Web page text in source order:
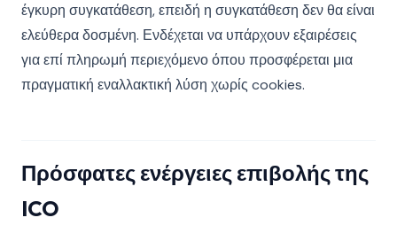
έγκυρη συγκατάθεση, επειδή η συγκατάθεση δεν θα είναι
ελεύθερα δοσμένη. Ενδέχεται να υπάρχουν εξαιρέσεις
για επί πληρωμή περιεχόμενο όπου προσφέρεται μια
πραγματική εναλλακτική λύση χωρίς cookies.
Πρόσφατες ενέργειες επιβολής της
ICO